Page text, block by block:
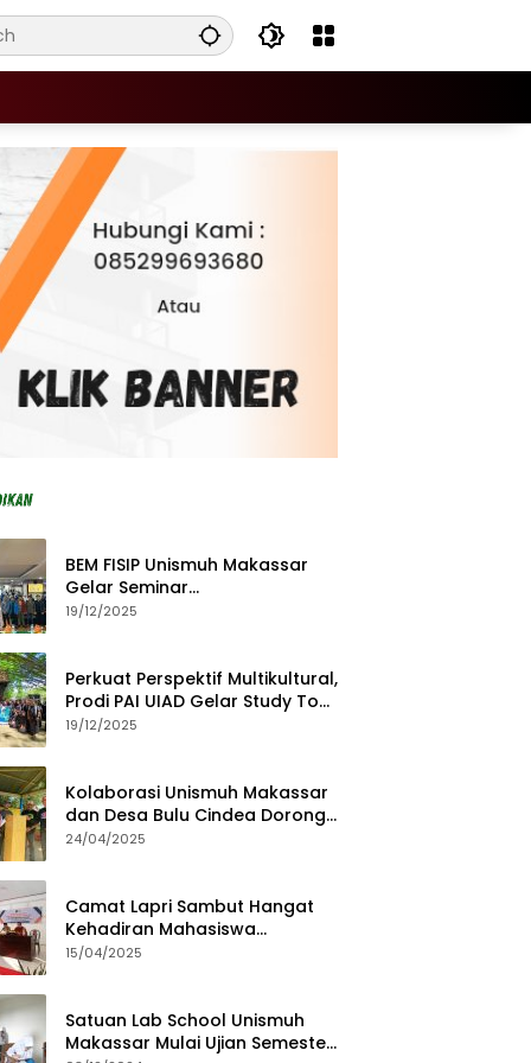
BEM FISIP Unismuh Makassar
Gelar Seminar
Keperempuanan, Bahas
19/12/2025
Perkuat Perspektif Multikultural,
Prodi PAI UIAD Gelar Study Tour
ke Kajang
19/12/2025
Kolaborasi Unismuh Makassar
dan Desa Bulu Cindea Dorong
Sentra Garam Industri
24/04/2025
Camat Lapri Sambut Hangat
Kehadiran Mahasiswa
PoltekMu
15/04/2025
Satuan Lab School Unismuh
Makassar Mulai Ujian Semester,